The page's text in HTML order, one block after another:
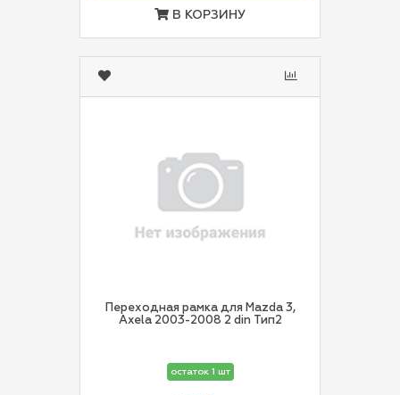
В КОРЗИНУ
Переходная рамка для Mazda 3,
Axela 2003-2008 2 din Тип2
остаток 1 шт